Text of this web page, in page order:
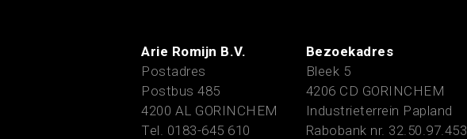
Arie Romijn B.V.
Postadres
Postbus 485
4200 AL GORINCHEM
Tel. 0183-645 610
Bezoekadres
Bleek 5
4206 CD GORINCHEM
Industrieterrein Papland
Rabobank nr. 32.50.97.453